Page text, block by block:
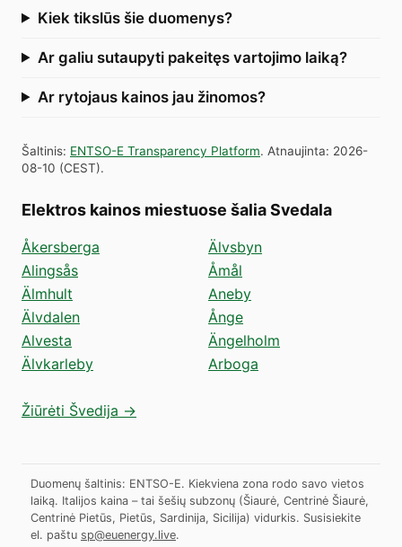
Kiek tikslūs šie duomenys?
Ar galiu sutaupyti pakeitęs vartojimo laiką?
Ar rytojaus kainos jau žinomos?
Šaltinis: ENTSO-E Transparency Platform. Atnaujinta: 2026-
08-10 (CEST).
Elektros kainos miestuose šalia Svedala
Åkersberga
Alingsås
Älmhult
Älvdalen
Alvesta
Älvkarleby
Älvsbyn
Åmål
Aneby
Ånge
Ängelholm
Arboga
Žiūrėti Švedija →
Duomenų šaltinis: ENTSO-E. Kiekviena zona rodo savo vietos
laiką. Italijos kaina – tai šešių subzonų (Šiaurė, Centrinė Šiaurė,
Centrinė Pietūs, Pietūs, Sardinija, Sicilija) vidurkis. Susisiekite
el. paštu sp@euenergy.live.